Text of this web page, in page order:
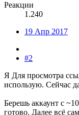
Реакции
1.240
19 Апр 2017
#2
Я Для просмотра
использую. Сейчас
Берешь аккаунт с
готово. Далее всё